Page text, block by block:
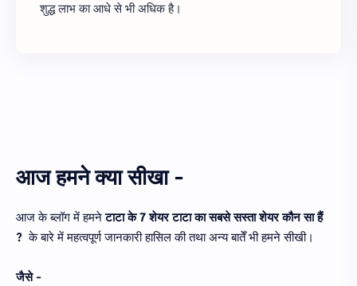
शुद्ध लाभ का आधे से भी अधिक है।
आज हमने क्या सीखा -
आज के ब्लॉग में हमनेटाटा के 7 शेयर टाटा का सबसे सस्ता शेयर कौन सा हैं
? के बारे में महत्वपूर्ण जानकारी हासिल की तथा अन्य बातेँ भी हमने सीखी।
जैसे -